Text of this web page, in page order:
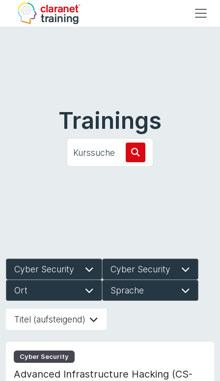
Trainings
Kurssuche
Cyber Security Cyber Security
Ort Sprache
Titel (aufsteigend)
Cyber Security
Advanced Infrastructure Hacking (CS-